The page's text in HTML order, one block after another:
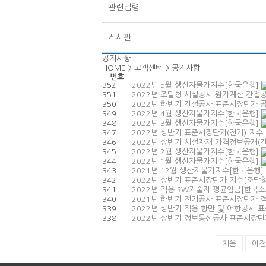
관련법령
게시판
공지사항
HOME > 고객센터 > 공지사항
번호
352
2022년 5월 생산자물가지수[한국은행]
351
2022년 조달청 시설공사 원가계산 간접
350
2022년 하반기 건설공사 표준시장단가
349
2022년 4월 생산자물가지수[한국은행]
348
2022년 3월 생산자물가지수[한국은행]
347
2022년 상반기 표준시장단가(전기) 지
346
2022년 상반기 시설자재 가격정보공개(
345
2022년 2월 생산자물가지수[한국은행]
344
2022년 1월 생산자물가지수[한국은행]
343
2021년 12월 생산자물가지수[한국은행]
342
2022년 상반기 표준시장단가 지수[조달
341
2022년 적용 SW기술자 평균임금[한국
340
2021년 하반기 전기공사 표준시장단가
339
2022년 상반기 적용 항만 및 어항공사
338
2022년 상반기 정보통신공사 표준시장
처음 이전